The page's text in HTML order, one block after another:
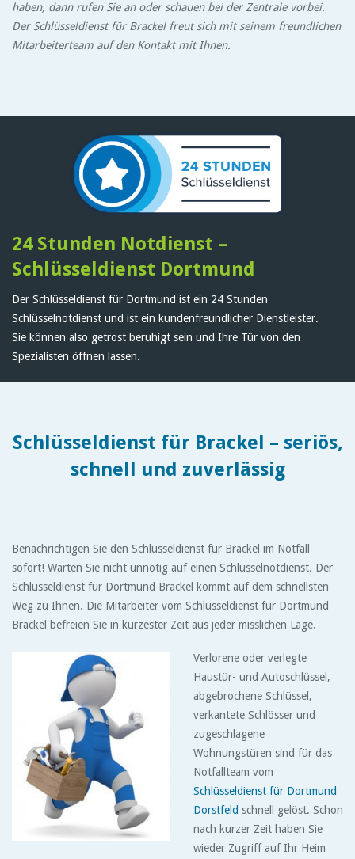
haben, dann rufen Sie an oder schauen bei der Zentrale vorbei.
Der Schlüsseldienst für Brackel freut sich mit seinem freundlichen
Mitarbeiterteam auf den Kontakt mit Ihnen.
24 Stunden Notdienst –
Schlüsseldienst Dortmund
Der Schlüsseldienst für Dortmund ist ein 24 Stunden
Schlüsselnotdienst und ist ein kundenfreundlicher Dienstleister.
Sie können also getrost beruhigt sein und Ihre Tür von den
Spezialisten öffnen lassen.
Schlüsseldienst für Brackel – seriös,
schnell und zuverlässig
Benachrichtigen Sie den Schlüsseldienst für Brackel im Notfall
sofort! Warten Sie nicht unnötig auf einen Schlüsselnotdienst. Der
Schlüsseldienst für Dortmund Brackel kommt auf dem schnellsten
Weg zu Ihnen. Die Mitarbeiter vom Schlüsseldienst für Dortmund
Brackel befreien Sie in kürzester Zeit aus jeder misslichen Lage.
Verlorene oder verlegte
Haustür- und Autoschlüssel,
abgebrochene Schlüssel,
verkantete Schlösser und
zugeschlagene
Wohnungstüren sind für das
Notfallteam vom
Schlüsseldienst für Dortmund
Dorstfeld schnell gelöst. Schon
nach kurzer Zeit haben Sie
wieder Zugriff auf Ihr Heim